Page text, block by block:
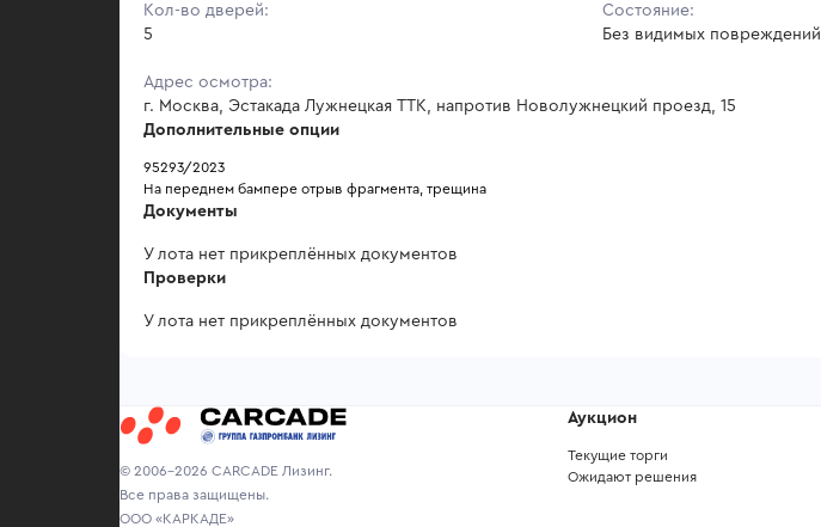
Кол-во дверей:
5
Состояние:
Без видимых повреждений
Адрес осмотра:
г. Москва, Эстакада Лужнецкая ТТК, напротив Новолужнецкий проезд, 15
Дополнительные опции
95293/2023
На переднем бампере отрыв фрагмента, трещина
Документы
У лота нет прикреплённых документов
Проверки
У лота нет прикреплённых документов
© 2006-2026 CARCADE Лизинг.
Все права защищены.
ООО «КАРКАДЕ»
Аукцион
Текущие торги
Ожидают решения